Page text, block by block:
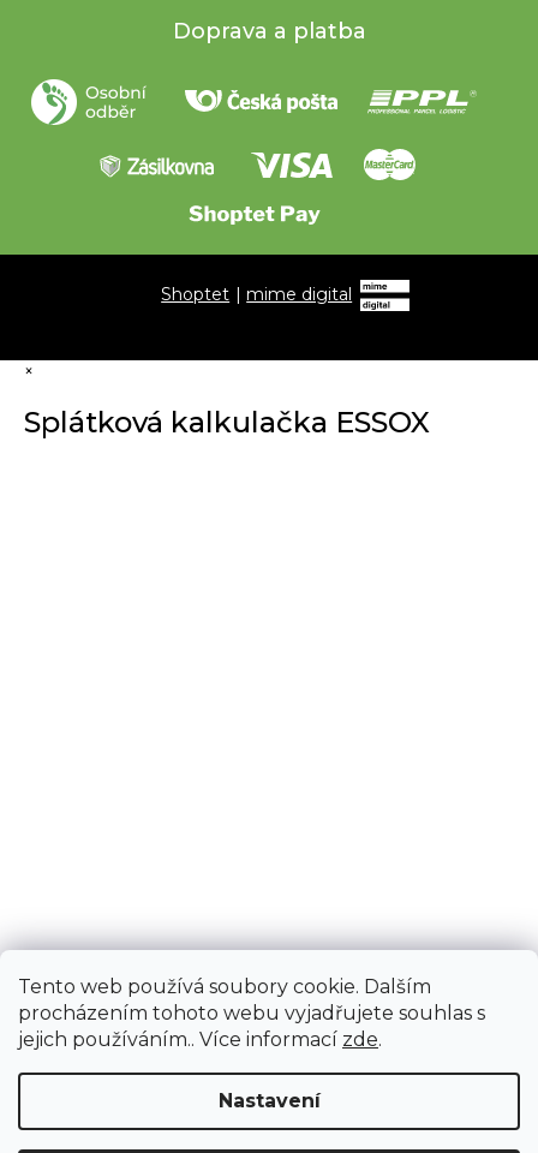
Tento web používá soubory cookie. Dalším
procházením tohoto webu vyjadřujete souhlas s
jejich používáním.. Více informací zde.
Nastavení
Doprava a platba
Shoptet |mime digital
×
Splátková kalkulačka ESSOX